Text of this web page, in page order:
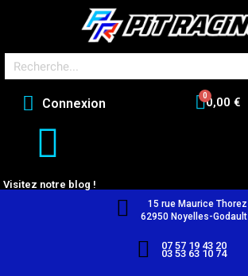
Connexion 0,00 €
Visitez notre blog !
15 rue Maurice Thorez
62950 Noyelles-Godault
07 57 19 43 20
03 53 63 10 74